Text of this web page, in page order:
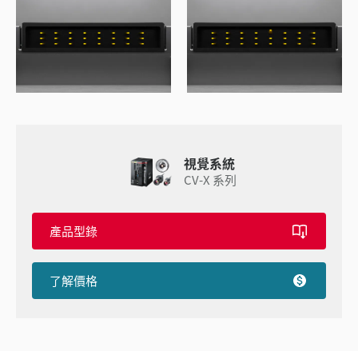
視覺系統
CV-X 系列
產品型錄
了解價格